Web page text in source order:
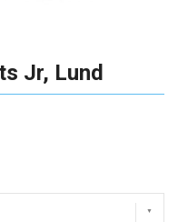
Jr, Lund